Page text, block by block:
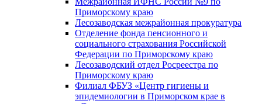
Приморскому краю
Лесозаводская межрайонная прокуратура
Отделение фонда пенсионного и
социального страхования Российской
Федерации по Приморскому краю
Лесозаводский отдел Росреестра по
Приморскому краю
Филиал ФБУЗ «Центр гигиены и
эпидемиологии в Приморском крае в